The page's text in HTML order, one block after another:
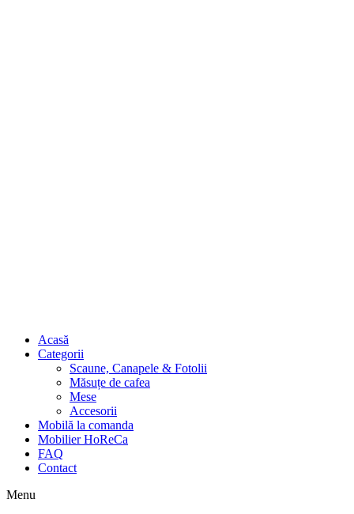
Acasă
Categorii
Scaune, Canapele & Fotolii
Măsuțe de cafea
Mese
Accesorii
Mobilă la comanda
Mobilier HoReCa
FAQ
Contact
Menu